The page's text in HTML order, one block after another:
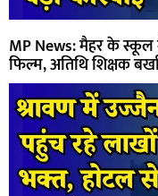
MP News: मैहर के स्कूल
फिल्म, अतिथि शिक्षक